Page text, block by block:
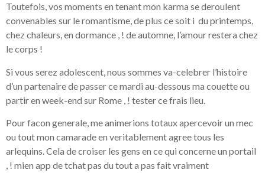
Toutefois, vos moments en tenant mon karma se deroulent
convenables sur le romantisme, de plus ce soit i du printemps,
chez chaleurs, en dormance , ! de automne, l’amour restera chez
le corps !
Si vous serez adolescent, nous sommes va-celebrer l’histoire
d’un partenaire de passer ce mardi au-dessous ma couette ou
partir en week-end sur Rome , ! tester ce frais lieu.
Pour facon generale, me animerions totaux apercevoir un mec
ou tout mon camarade en veritablement agree tous les
arlequins. Cela de croiser les gens en ce qui concerne un portail
, ! mien app de tchat pas du tout a pas fait vraiment